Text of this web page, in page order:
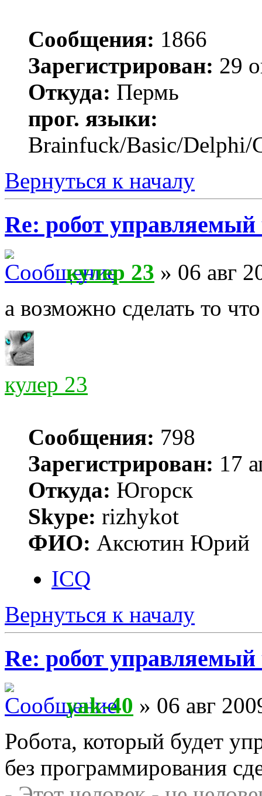
Сообщения: 1866
Зарегистрирован: 29
Откуда: Пермь
прог. языки:
Brainfuck/Basic/Delphi/
Вернуться к началу
Re: робот управляемый
кулер 23 » 06 авг
а возможно сделать то
кулер 23
Сообщения: 798
Зарегистрирован: 17
Откуда: Югорск
Skype: rizhykot
ФИО: Аксютин Юрий
ICQ
Вернуться к началу
Re: робот управляемый
yak-40 » 06 авг
Робота, который будет
без программирования